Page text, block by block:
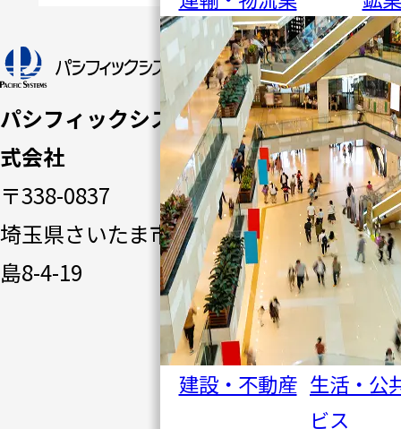
建設・不動産 生活・公
ビス
パシフィックシステム株
式会社
〒338-0837
埼玉県さいたま市桜区田
島8-4-19
トップペ
ージ
パシフ
ィック
システ
ムの強
み
ソリュ
ーショ
ン一覧